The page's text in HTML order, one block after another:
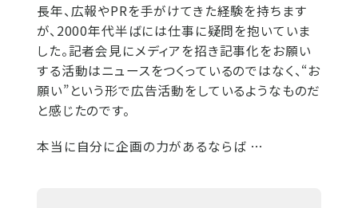
長年、広報やPRを手がけてきた経験を持ちます
が、2000年代半ばには仕事に疑問を抱いていま
した。記者会見にメディアを招き記事化をお願い
する活動はニュースをつくっているのではなく、“お
願い”という形で広告活動をしているようなものだ
と感じたのです。
本当に自分に企画の力があるならば …